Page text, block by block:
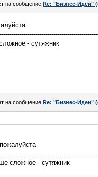
на сообщение Re: "Бизнес-Идеи"
- сутяжник
на сообщение Re: "Бизнес-Идеи"
сложное - сутяжник